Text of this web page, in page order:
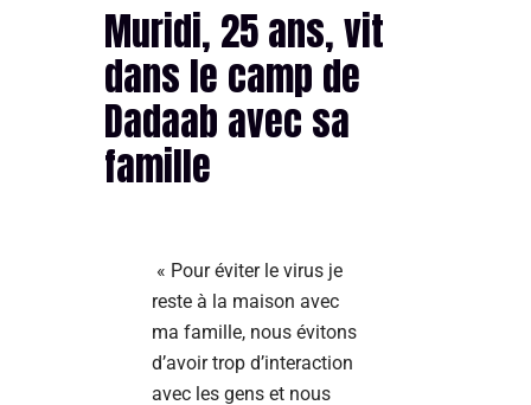
Muridi, 25 ans, vit
dans le camp de
Dadaab avec sa
famille
« Pour éviter le virus je
reste à la maison avec
ma famille, nous évitons
d’avoir trop d’interaction
avec les gens et nous